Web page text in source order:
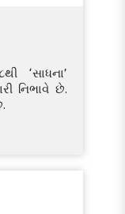
‘સાધના’
નિભાવે છે.